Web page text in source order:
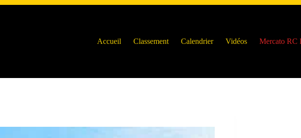
Accueil
Classement Calendrier Vidéos Mercato RC